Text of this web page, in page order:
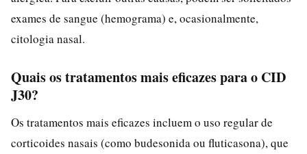
exames de sangue (hemograma) e, ocasionalmente,
citologia nasal.
Quais os tratamentos mais eficazes para o CID
J30?
Os tratamentos mais eficazes incluem o uso regular de
corticoides nasais (como budesonida ou fluticasona), que